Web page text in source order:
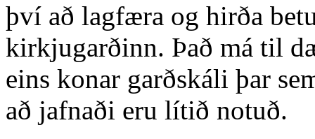
því að lagfæra og hirða
kirkjugarðinn. Það má til
eins konar garðskáli þar
að jafnaði eru lítið notuð.